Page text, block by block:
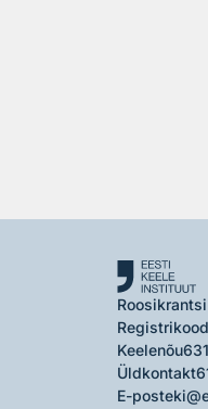
Keelenõu
Üldkontakt
E-post